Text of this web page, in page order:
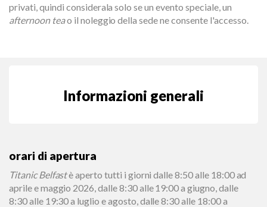
privati, quindi considerala solo se un evento speciale, un
afternoon teao il noleggio della sede ne consente l'accesso.
Informazioni generali
orari di apertura
Titanic Belfastè aperto tutti i giorni dalle 8:50 alle 18:00 ad
aprile e maggio 2026, dalle 8:30 alle 19:00 a giugno, dalle
8:30 alle 19:30 a luglio e agosto, dalle 8:30 alle 18:00 a